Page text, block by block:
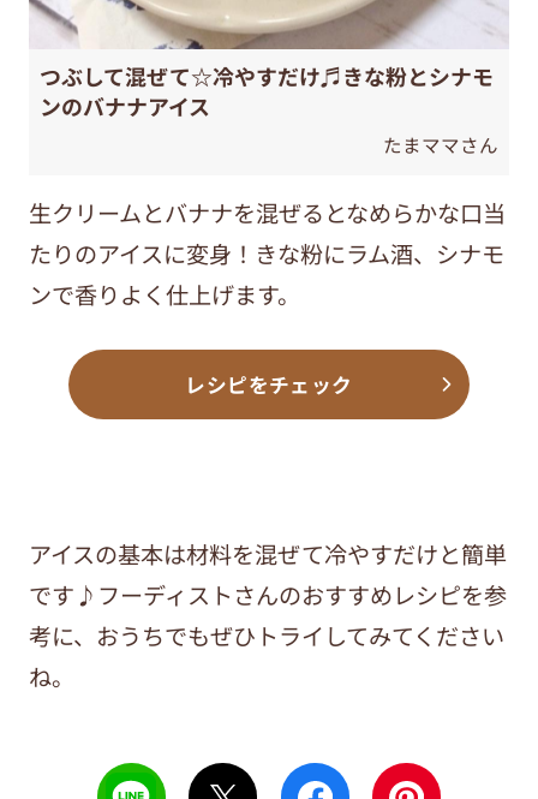
つぶして混ぜて☆冷やすだけ♬きな粉とシナモ
ンのバナナアイス
たまママさん
生クリームとバナナを混ぜるとなめらかな口当
たりのアイスに変身！きな粉にラム酒、シナモ
ンで香りよく仕上げます。
レシピをチェック
アイスの基本は材料を混ぜて冷やすだけと簡単
です♪フーディストさんのおすすめレシピを参
考に、おうちでもぜひトライしてみてください
ね。